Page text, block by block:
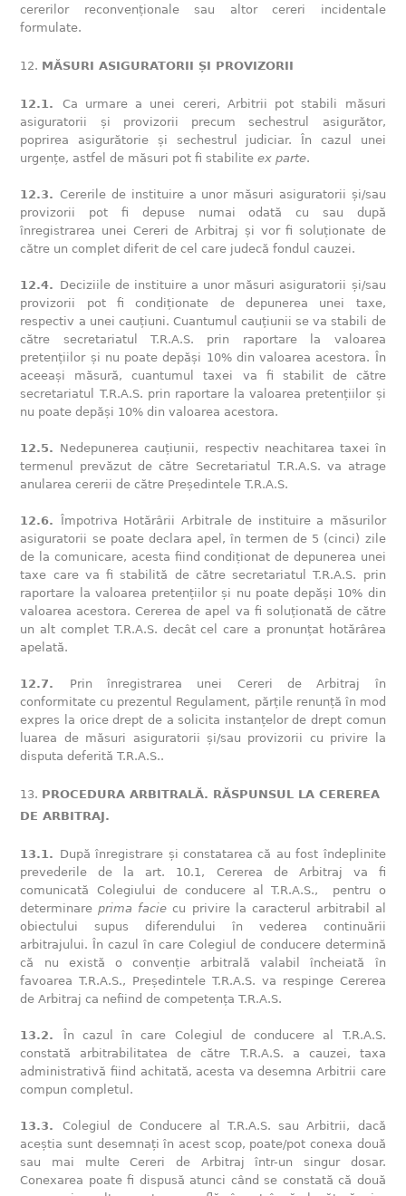
cererilor reconvenționale sau altor cereri incidentale
formulate.
MĂSURI ASIGURATORII ȘI PROVIZORII
12.1. Ca urmare a unei cereri, Arbitrii pot stabili măsuri
asiguratorii și provizorii precum sechestrul asigurător,
poprirea asigurătorie și sechestrul judiciar. În cazul unei
urgențe, astfel de măsuri pot fi stabiliteex parte.
12.3.Cererile de instituire a unor măsuri asiguratorii și/sau
provizorii pot fi depuse numai odată cu sau după
înregistrarea unei Cereri de Arbitraj și vor fi soluționate de
către un complet diferit de cel care judecă fondul cauzei.
12.4. Deciziile de instituire a unor măsuri asiguratorii și/sau
provizorii pot fi condiționate de depunerea unei taxe,
respectiv a unei cauțiuni. Cuantumul cauțiunii se va stabili de
către secretariatul T.R.A.S. prin raportare la valoarea
pretențiilor și nu poate depăși 10% din valoarea acestora. În
aceeași măsură, cuantumul taxei va fi stabilit de către
secretariatul T.R.A.S. prin raportare la valoarea pretențiilor și
nu poate depăși 10% din valoarea acestora.
12.5. Nedepunerea cauțiunii, respectiv neachitarea taxei în
termenul prevăzut de către Secretariatul T.R.A.S. va atrage
anularea cererii de către Președintele T.R.A.S.
12.6. Împotriva Hotărârii Arbitrale de instituire a măsurilor
asiguratorii se poate declara apel, în termen de 5 (cinci) zile
de la comunicare, acesta fiind condiționat de depunerea unei
taxe care va fi stabilită de către secretariatul T.R.A.S. prin
raportare la valoarea pretențiilor și nu poate depăși 10% din
valoarea acestora. Cererea de apel va fi soluționată de către
un alt complet T.R.A.S. decât cel care a pronunțat hotărârea
apelată.
12.7. Prin înregistrarea unei Cereri de Arbitraj în
conformitate cu prezentul Regulament, părțile renunță în mod
expres la orice drept de a solicita instanțelor de drept comun
luarea de măsuri asiguratorii și/sau provizorii cu privire la
disputa deferită T.R.A.S..
PROCEDURA ARBITRALĂ. RĂSPUNSUL LA CEREREA
DE ARBITRAJ.
13.1. După înregistrare și constatarea că au fost îndeplinite
prevederile de la art. 10.1, Cererea de Arbitraj va fi
comunicată Colegiului de conducere al T.R.A.S., pentru o
determinareprima facie cu privire la caracterul arbitrabil al
obiectului supus diferendului în vederea continuării
arbitrajului. În cazul în care Colegiul de conducere determină
că nu există o convenție arbitrală valabil încheiată în
favoarea T.R.A.S., Președintele T.R.A.S. va respinge Cererea
de Arbitraj ca nefiind de competența T.R.A.S.
13.2. În cazul în care Colegiul de conducere al T.R.A.S.
constată arbitrabilitatea de către T.R.A.S. a cauzei, taxa
administrativă fiind achitată, acesta va desemna Arbitrii care
compun completul.
13.3. Colegiul de Conducere al T.R.A.S. sau Arbitrii, dacă
aceștia sunt desemnați în acest scop, poate/pot conexa două
sau mai multe Cereri de Arbitraj într-un singur dosar.
Conexarea poate fi dispusă atunci când se constată că două